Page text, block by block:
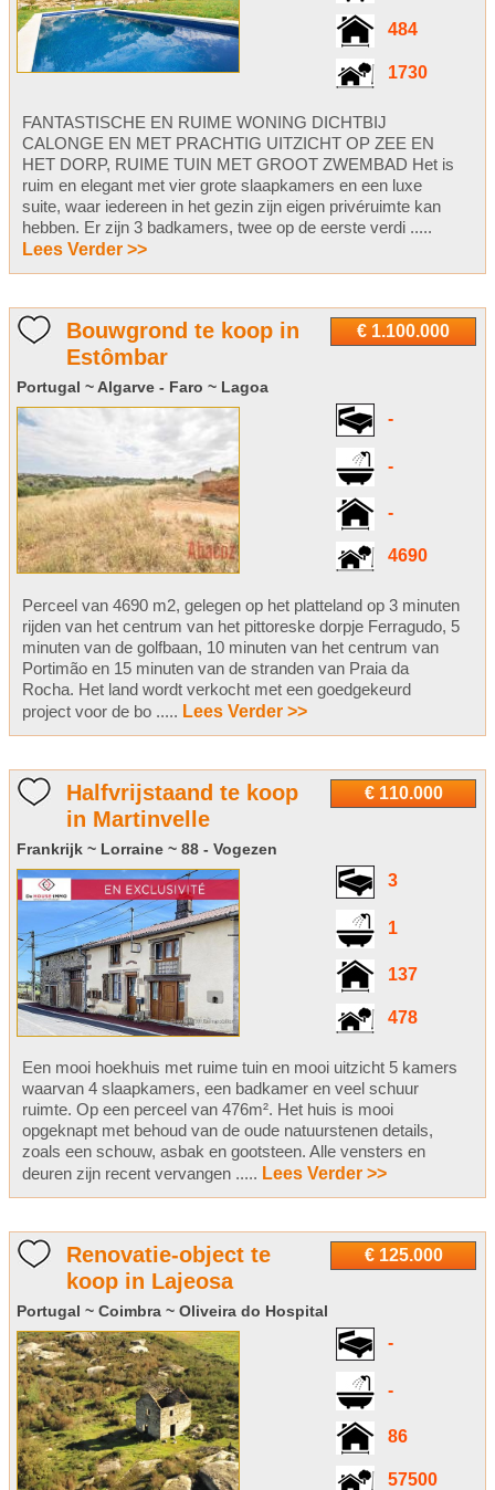
484
1730
FANTASTISCHE EN RUIME WONING DICHTBIJ
CALONGE EN MET PRACHTIG UITZICHT OP ZEE EN
HET DORP, RUIME TUIN MET GROOT ZWEMBAD Het is
ruim en elegant met vier grote slaapkamers en een luxe
suite, waar iedereen in het gezin zijn eigen privéruimte kan
hebben. Er zijn 3 badkamers, twee op de eerste verdi .....
Lees Verder >>
€ 1.100.000
Bouwgrond te koop in
Estômbar
Portugal ~ Algarve - Faro ~ Lagoa
-
-
-
4690
Perceel van 4690 m2, gelegen op het platteland op 3 minuten
rijden van het centrum van het pittoreske dorpje Ferragudo, 5
minuten van de golfbaan, 10 minuten van het centrum van
Portimão en 15 minuten van de stranden van Praia da
Rocha. Het land wordt verkocht met een goedgekeurd
project voor de bo ..... Lees Verder >>
€ 110.000
Halfvrijstaand te koop
in Martinvelle
Frankrijk ~ Lorraine ~ 88 - Vogezen
3
1
137
478
Een mooi hoekhuis met ruime tuin en mooi uitzicht 5 kamers
waarvan 4 slaapkamers, een badkamer en veel schuur
ruimte. Op een perceel van 476m². Het huis is mooi
opgeknapt met behoud van de oude natuurstenen details,
zoals een schouw, asbak en gootsteen. Alle vensters en
deuren zijn recent vervangen ..... Lees Verder >>
€ 125.000
Renovatie-object te
koop in Lajeosa
Portugal ~ Coimbra ~ Oliveira do Hospital
-
-
86
57500